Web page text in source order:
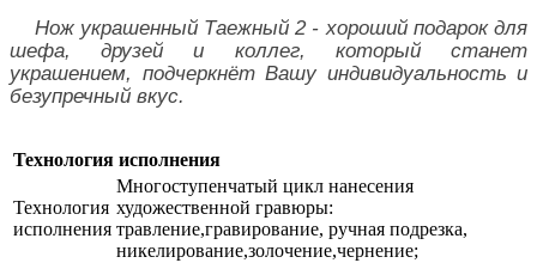
Нож украшенный Таежный 2 - хороший подарок для
шефа, друзей и коллег, который станет
украшением, подчеркнёт Вашу индивидуальность и
безупречный вкус.
Технология исполнения
Технология
исполнения
Многоступенчатый цикл нанесения
художественной гравюры:
травление,гравирование, ручная подрезка,
никелирование,золочение,чернение;